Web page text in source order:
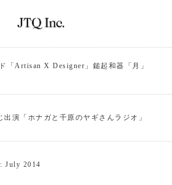
「Artisan X Designer」鎚起和器「月」
出演「ホナガと千原のヤギさんラジオ」
July 2014